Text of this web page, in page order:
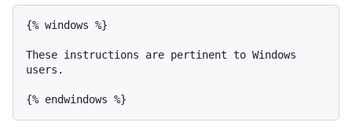
{% windows %}
These instructions are pertinent to Windows
users.